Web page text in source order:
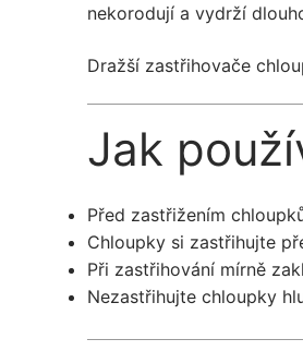
nekorodují a vydrží
Dražší zastřihovače
Jak
Před zastřižením
Chloupky si zastřihujte
Při zastřihování mírně
Nezastřihujte chloupky